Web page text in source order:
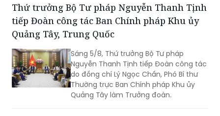
động lực để tăng tốc hoàn thành các
chỉ tiêu, nhiệm vụ năm 2026.
Thứ trưởng Bộ Tư pháp Nguyễn Thanh Tịnh
tiếp Đoàn công tác Ban Chính pháp Khu ủy
Quảng Tây, Trung Quốc
Sáng 5/8, Thứ trưởng Bộ Tư pháp
Nguyễn Thanh Tịnh tiếp Đoàn công tác
do đồng chí Lý Ngọc Chấn, Phó Bí thư
Thường trực Ban Chính pháp Khu ủy
Quảng Tây làm Trưởng đoàn.